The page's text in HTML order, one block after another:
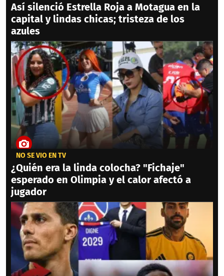
Así silenció Estrella Roja a Motagua en la
capital y lindas chicas; tristeza de los
azules
NO SE VIO EN TV
¿Quién era la linda colocha? "Fichaje"
esperado en Olimpia y el calor afectó a
jugador